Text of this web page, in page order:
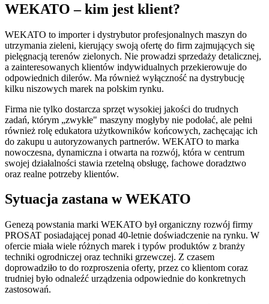
WEKATO – kim jest klient?
WEKATO to importer i dystrybutor profesjonalnych maszyn do
utrzymania zieleni, kierujący swoją ofertę do firm zajmujących się
pielęgnacją terenów zielonych. Nie prowadzi sprzedaży detalicznej,
a zainteresowanych klientów indywidualnych przekierowuje do
odpowiednich dilerów. Ma również wyłączność na dystrybucję
kilku niszowych marek na polskim rynku.
Firma nie tylko dostarcza sprzęt wysokiej jakości do trudnych
zadań, którym „zwykłe" maszyny mogłyby nie podołać, ale pełni
również rolę edukatora użytkowników końcowych, zachęcając ich
do zakupu u autoryzowanych partnerów. WEKATO to marka
nowoczesna, dynamiczna i otwarta na rozwój, która w centrum
swojej działalności stawia rzetelną obsługę, fachowe doradztwo
oraz realne potrzeby klientów.
Sytuacja zastana w WEKATO
Genezą powstania marki WEKATO był organiczny rozwój firmy
PROSAT posiadającej ponad 40-letnie doświadczenie na rynku. W
ofercie miała wiele różnych marek i typów produktów z branży
techniki ogrodniczej oraz techniki grzewczej. Z czasem
doprowadziło to do rozproszenia oferty, przez co klientom coraz
trudniej było odnaleźć urządzenia odpowiednie do konkretnych
zastosowań.